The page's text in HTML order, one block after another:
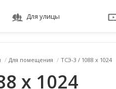
Для улицы
/ Для помещения / ТСЭ-3 / 1088 x 1024
x 1024